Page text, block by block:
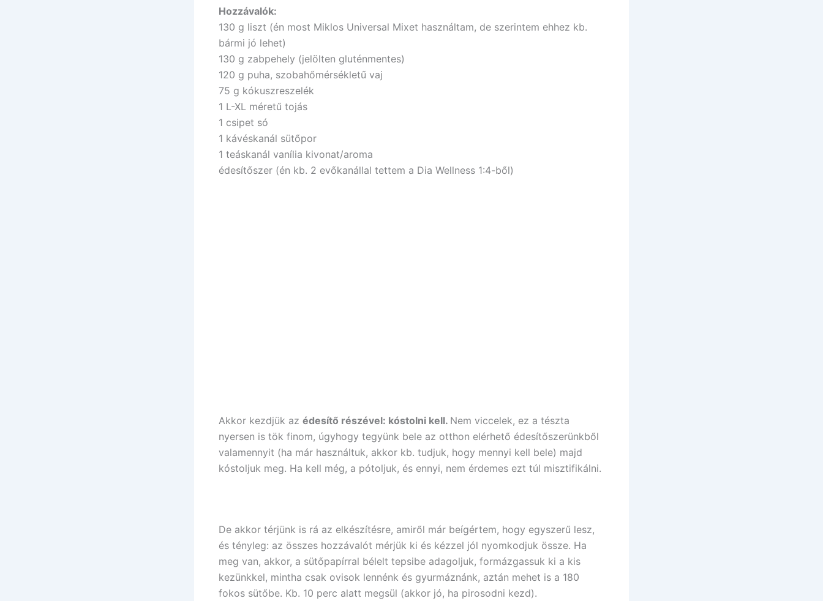
Hozzávalók:
130 g liszt (én most Miklos Universal Mixet használtam, de szerintem ehhez kb.
bármi jó lehet)
130 g zabpehely (jelölten gluténmentes)
120 g puha, szobahőmérsékletű vaj
75 g kókuszreszelék
1 L-XL méretű tojás
1 csipet só
1 kávéskanál sütőpor
1 teáskanál vanília kivonat/aroma
édesítőszer (én kb. 2 evőkanállal tettem a Dia Wellness 1:4-ből)
Akkor kezdjük az édesítő részével: kóstolni kell. Nem viccelek, ez a tészta
nyersen is tök finom, úgyhogy tegyünk bele az otthon elérhető édesítőszerünkből
valamennyit (ha már használtuk, akkor kb. tudjuk, hogy mennyi kell bele) majd
kóstoljuk meg. Ha kell még, a pótoljuk, és ennyi, nem érdemes ezt túl misztifikálni.
De akkor térjünk is rá az elkészítésre, amiről már beígértem, hogy egyszerű lesz,
és tényleg: az összes hozzávalót mérjük ki és kézzel jól nyomkodjuk össze. Ha
meg van, akkor, a sütőpapírral bélelt tepsibe adagoljuk, formázgassuk ki a kis
kezünkkel, mintha csak ovisok lennénk és gyurmáznánk, aztán mehet is a 180
fokos sütőbe. Kb. 10 perc alatt megsül (akkor jó, ha pirosodni kezd).